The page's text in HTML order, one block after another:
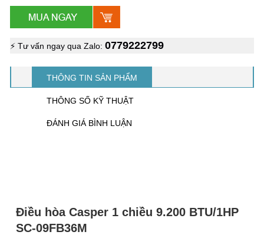
⚡ Tư vấn ngay qua Zalo: 0779222799
THÔNG TIN SẢN PHẨM
THÔNG SỐ KỸ THUẬT
ĐÁNH GIÁ BÌNH LUẬN
Điều hòa Casper 1 chiều 9.200 BTU/1HP
SC-09FB36M